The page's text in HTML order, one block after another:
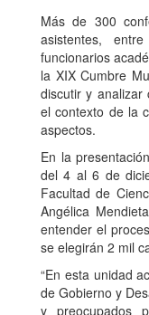
Más de 300
asistentes,
funcionarios
la XIX Cumbre
discutir y analizar
el contexto de la
aspectos.
En la
del 4 al 6 de
Facultad de
Angélica
entender el
se elegirán 2 mil
“En esta unidad
de Gobierno y
y preocupados